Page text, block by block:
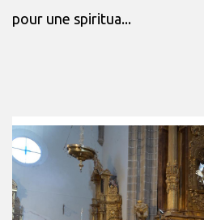
pour une spiritua...